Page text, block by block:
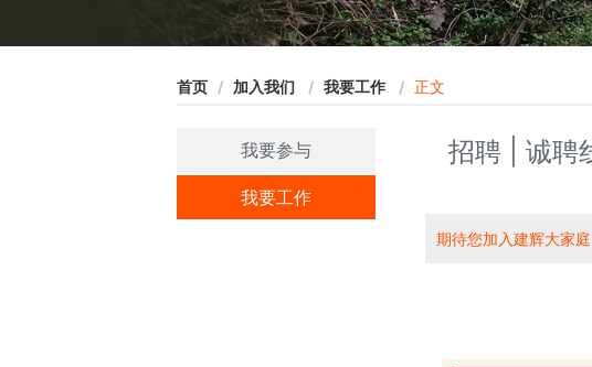
首页 / 加入我们 / 我要工作 / 正文
我要参与
我要工作
招聘 | 诚聘
期待您加入建辉大家庭